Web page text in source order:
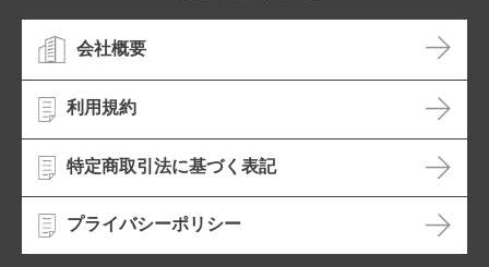
会社概要
利用規約
特定商取引法に基づく表記
プライバシーポリシー